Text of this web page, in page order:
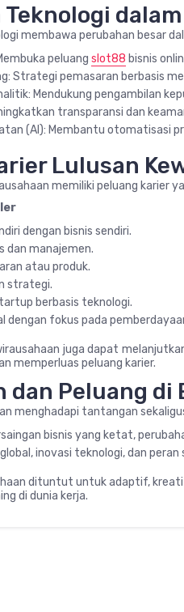
membawa perubahan besar
peluang slot88 bisnis
Strategi pemasaran berbasis
Mendukung pengambilan
transparansi dan
(AI): Membantu otomatisasi
Lulusan
memiliki peluang karier
dengan bisnis sendiri.
dan manajemen.
atau produk.
strategi.
berbasis teknologi.
dengan fokus pada
juga dapat
memperluas peluang karier.
dan Peluang di
menghadapi tantangan
bisnis yang ketat,
global, inovasi teknologi, dan
dituntut untuk adaptif,
di dunia kerja.